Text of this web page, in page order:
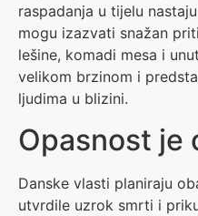
raspadanja u tijelu
mogu izazvati snažan
lešine, komadi mesa i
velikom brzinom i
ljudima u blizini.
Opasnost je
Danske vlasti planiraju
utvrdile uzrok smrti i